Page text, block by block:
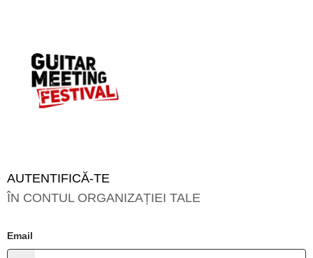
AUTENTIFICĂ-TE
ÎN CONTUL ORGANIZAȚIEI TALE
Email